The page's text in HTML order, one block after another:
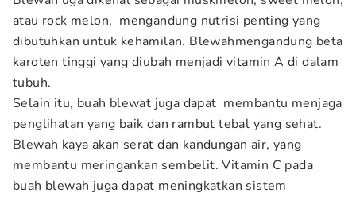
atau rock melon, mengandung nutrisi penting yang
dibutuhkan untuk kehamilan. Blewahmengandung beta
karoten tinggi yang diubah menjadi vitamin A di dalam
tubuh.
Selain itu, buah blewat juga dapat membantu menjaga
penglihatan yang baik dan rambut tebal yang sehat.
Blewah kaya akan serat dan kandungan air, yang
membantu meringankan sembelit. Vitamin C pada
buah blewah juga dapat meningkatkan sistem